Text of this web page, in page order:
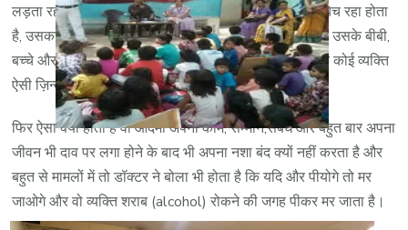
लड़ता रहता है, बिना बात गालियां बकता रहता है, घर का समान बेच रहा होता
है, उसका व्यापार बंद हो चुका होता है या नौकरी जा चुकी होती है, उसके बीबी,
बच्चे और वो खुद दयनीय स्थिति में होता है। क्या हमे लगता है कि कोई व्यक्ति
ऐसी ज़िन्दगी चाहता होगा ? इसका जवाब हम सभी न में ही देंगे।
फिर ऐसा क्यों होता है वो आदमी अपना काम, सम्मान,संबंध और बहुत बार अपना
जीवन भी दाव पर लगा होने के बाद भी अपना नशा बंद क्यों नहीं करता है और
बहुत से मामलों में तो डॉक्टर ने बोला भी होता है कि यदि और पीयोगे तो मर
जाओगे और वो व्यक्ति शराब (alcohol) रोकने की जगह पीकर मर जाता है।